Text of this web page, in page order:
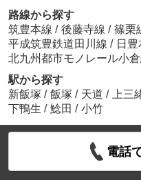
路線から探す
筑豊本線 / 後藤寺線 / 篠栗
平成筑豊鉄道田川線 / 日
北九州都市モノレール小
駅から探す
新飯塚 / 飯塚 / 天道 / 上三
下鴨生 / 鯰田 / 小竹
電話